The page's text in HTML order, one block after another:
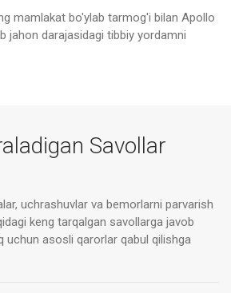
mamlakat bo'ylab tarmog'i bilan Apollo
jahon darajasidagi tibbiy yordamni
Bannerghatta
Savollar
uchrashuvlar va bemorlarni parvarish
keng tarqalgan savollarga javob
uchun asosli qarorlar qabul qilishga